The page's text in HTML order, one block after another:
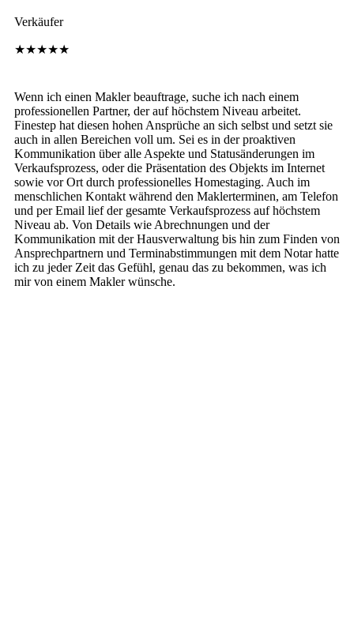
Verkäufer
★★★★★
Wenn ich einen Makler beauftrage, suche ich nach einem
professionellen Partner, der auf höchstem Niveau arbeitet.
Finestep hat diesen hohen Ansprüche an sich selbst und setzt sie
auch in allen Bereichen voll um. Sei es in der proaktiven
Kommunikation über alle Aspekte und Statusänderungen im
Verkaufsprozess, oder die Präsentation des Objekts im Internet
sowie vor Ort durch professionelles Homestaging. Auch im
menschlichen Kontakt während den Maklerterminen, am Telefon
und per Email lief der gesamte Verkaufsprozess auf höchstem
Niveau ab. Von Details wie Abrechnungen und der
Kommunikation mit der Hausverwaltung bis hin zum Finden von
Ansprechpartnern und Terminabstimmungen mit dem Notar hatte
ich zu jeder Zeit das Gefühl, genau das zu bekommen, was ich
mir von einem Makler wünsche.